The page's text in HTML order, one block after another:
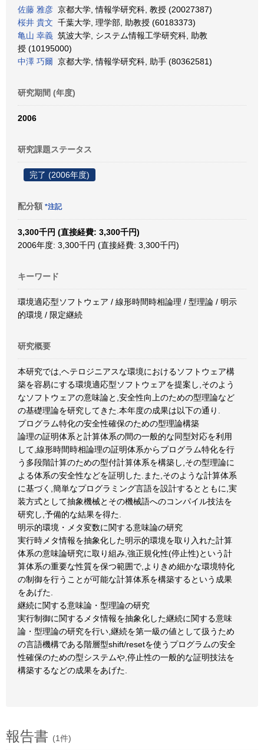
佐藤 雅彦 京都大学, 情報学研究科, 教授 (20027387)
桜井 貴文 千葉大学, 理学部, 助教授 (60183373)
亀山 幸義 筑波大学, システム情報工学研究科, 助教
授 (10195000)
中澤 巧爾 京都大学, 情報学研究科, 助手 (80362581)
研究期間 (年度)
2006
研究課題ステータス
完了 (2006年度)
配分額 *注記
3,300千円 (直接経費: 3,300千円)
2006年度: 3,300千円 (直接経費: 3,300千円)
キーワード
環境適応型ソフトウェア / 線形時間時相論理 / 型理論 / 明示
的環境 / 限定継続
研究概要
本研究では,ヘテロジニアスな環境におけるソフトウェア構
築を容易にする環境適応型ソフトウェアを提案し,そのよう
なソフトウェアの意味論と,安全性向上のための型理論など
の基礎理論を研究してきた.本年度の成果は以下の通り.
プログラム特化の安全性確保のための型理論構築
論理の証明体系と計算体系の間の一般的な同型対応を利用
して,線形時間時相論理の証明体系からプログラム特化を行
う多段階計算のための型付計算体系を構築し,その型理論に
よる体系の安全性などを証明した.また,そのような計算体系
に基づく,簡単なプログラミング言語を設計するとともに,実
装方式として抽象機械とその機械語へのコンパイル技法を
研究し,予備的な結果を得た.
明示的環境・メタ変数に関する意味論の研究
実行時メタ情報を抽象化した明示的環境を取り入れた計算
体系の意味論研究に取り組み,強正規化性(停止性)という計
算体系の重要な性質を保つ範囲で,よりきめ細かな環境特化
の制御を行うことが可能な計算体系を構築するという成果
をあげた.
継続に関する意味論・型理論の研究
実行制御に関するメタ情報を抽象化した継続に関する意味
論・型理論の研究を行い,継続を第一級の値として扱うため
の言語機構である階層型shift/resetを使うプログラムの安全
性確保のための型システムや,停止性の一般的な証明技法を
構築するなどの成果をあげた.
報告書 (1件)